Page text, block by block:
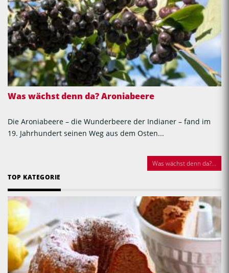
Was wächst denn da? Aroniabeere
Die Aroniabeere – die Wunderbeere der Indianer – fand im
19. Jahrhundert seinen Weg aus dem Osten...
Was wächst denn da?...
TOP KATEGORIE